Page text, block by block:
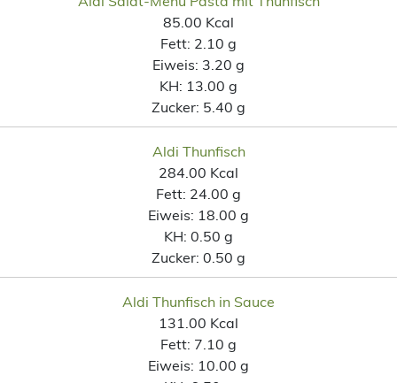
85.00 Kcal
Fett: 2.10 g
Eiweis: 3.20 g
KH: 13.00 g
Zucker: 5.40 g
Aldi Thunfisch
284.00 Kcal
Fett: 24.00 g
Eiweis: 18.00 g
KH: 0.50 g
Zucker: 0.50 g
Aldi Thunfisch in Sauce
131.00 Kcal
Fett: 7.10 g
Eiweis: 10.00 g